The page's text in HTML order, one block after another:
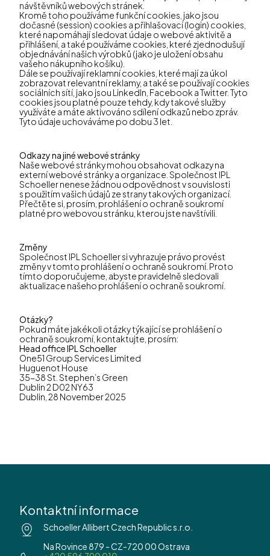
návštěvníků webových stránek.
Kromě toho používáme funkční cookies, jako jsou
dočasné (session) cookies a přihlašovací (login) cookies,
které napomáhají sledovat údaje o webové aktivitě a
přihlášení, a také používáme cookies, které zjednodušují
objednávání našich výrobků (jako je uložení obsahu
vašeho nákupního košíku).
Dále se používají reklamní cookies, které mají za úkol
zobrazovat relevantní reklamy, a také se používají cookies
sociálních sítí, jako jsou LinkedIn, Facebook a Twitter. Tyto
cookies jsou platné pouze tehdy, kdy takové služby
využíváte a máte aktivováno sdílení odkazů nebo zpráv.
Tyto údaje uchováváme po dobu 3 let.
Odkazy na jiné webové stránky
Naše webové stránky mohou obsahovat odkazy na
externí webové stránky a organizace. Společnost IPL
Schoeller nenese žádnou odpovědnost v souvislosti
s použitím vašich údajů ze strany takových organizací.
Přečtěte si, prosím, prohlášení o ochraně soukromí
platné pro webovou stránku, kterou jste navštívili.
Změny
Společnost IPL Schoeller si vyhrazuje právo provést
změny v tomto prohlášení o ochraně soukromí. Proto
tímto doporučujeme, abyste pravidelně sledovali
aktualizace našeho prohlášení o ochraně soukromí.
Otázky?
Pokud máte jakékoli otázky týkající se prohlášení o
ochraně soukromí, kontaktujte, prosím:
Head office IPL Schoeller
One51 Group Services Limited
Huguenot House
35-38 St. Stephen’s Green
Dublin 2 D02 NY63
Dublin, 28 November 2025
Kontaktní informace
Schoeller Allibert Czech Republic s.r.o.
Na Rovince 879 - CZ-720 00 Ostrava